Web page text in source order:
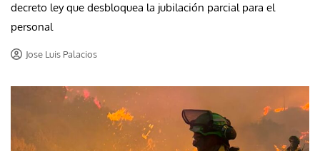
decreto ley que desbloquea la jubilación parcial para el
personal
Jose Luis Palacios